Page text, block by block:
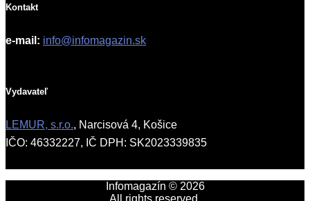
Kontakt
e-mail: info@infomagazin.sk
Vydavateľ
LEMUR, s.r.o., Narcisová 4, Košice
IČO: 46332227, IČ DPH: SK2023339835
Infomagazín © 2026